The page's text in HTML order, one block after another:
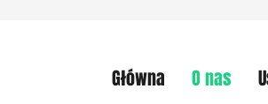
Główna O nas